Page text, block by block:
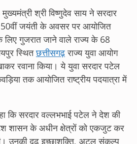
श्री विष्णुदेव साय ने सरदार
जयंती के अवसर पर आयोजित
लिए गुजरात जाने वाले राज्य के 68
स्थितछत्तीसगढ़राज्य युवा आयोग
रवाना किया। ये युवा सरदार पटेल
तक आयोजित राष्ट्रीय पदयात्रा में
कि सरदार वल्लभभाई पटेल ने देश की
शासन के अधीन क्षेत्रों को एकजुट कर
उनकी दृढ़ इच्छाशक्ति, अटल संकल्प